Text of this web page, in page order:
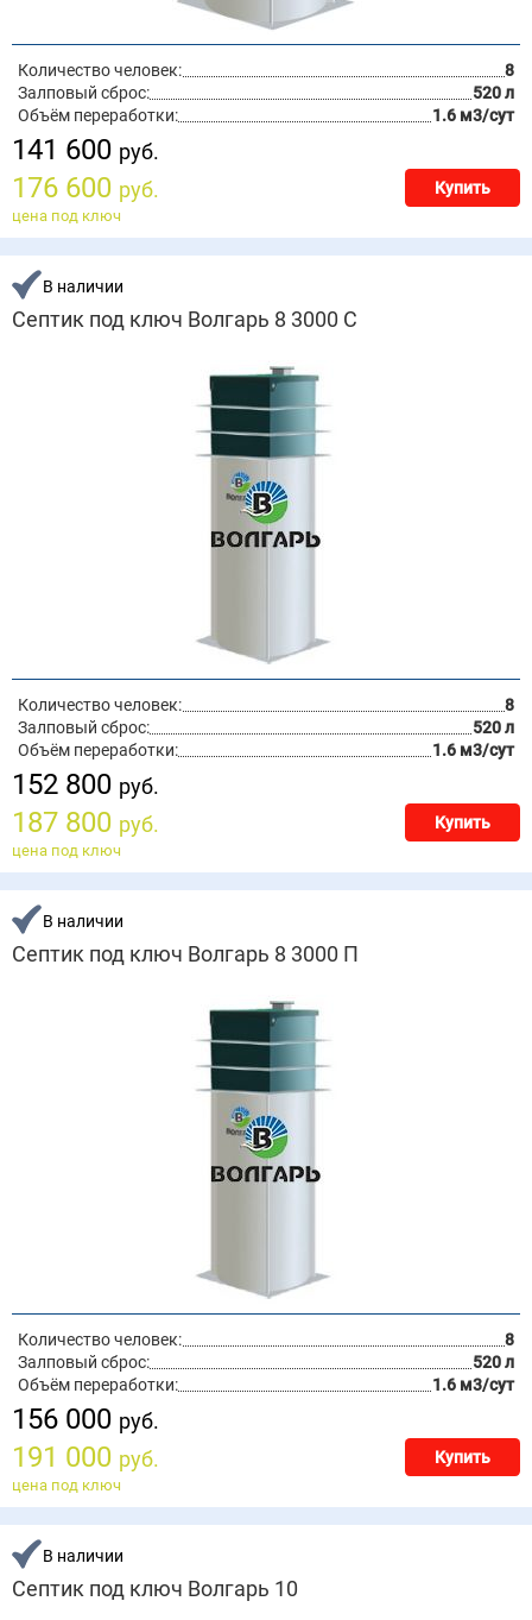
Количество человек:
8
Залповый сброс:
520 л
Объём переработки:
1.6 м3/сут
141 600 руб.
176 600 руб. Купить
цена под ключ
В наличии
Септик под ключ Волгарь 8 3000 С
Количество человек:
8
Залповый сброс:
520 л
Объём переработки:
1.6 м3/сут
152 800 руб.
187 800 руб. Купить
цена под ключ
В наличии
Септик под ключ Волгарь 8 3000 П
Количество человек:
8
Залповый сброс:
520 л
Объём переработки:
1.6 м3/сут
156 000 руб.
191 000 руб. Купить
цена под ключ
В наличии
Септик под ключ Волгарь 10